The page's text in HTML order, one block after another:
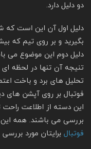
دو دلیل دارد.
دلیل اول آن این است
بگیرید و بر روی تیم که
دلیل دوم این موضوع می
تنیجه آن تنها در لحظه
تحلیل های برد و باخت
فوتبال بر روی آپشن های
این دسته از اطلاعت راحت
بررسی می باشند. همه این
فوتبال برایتان مورد بررسی